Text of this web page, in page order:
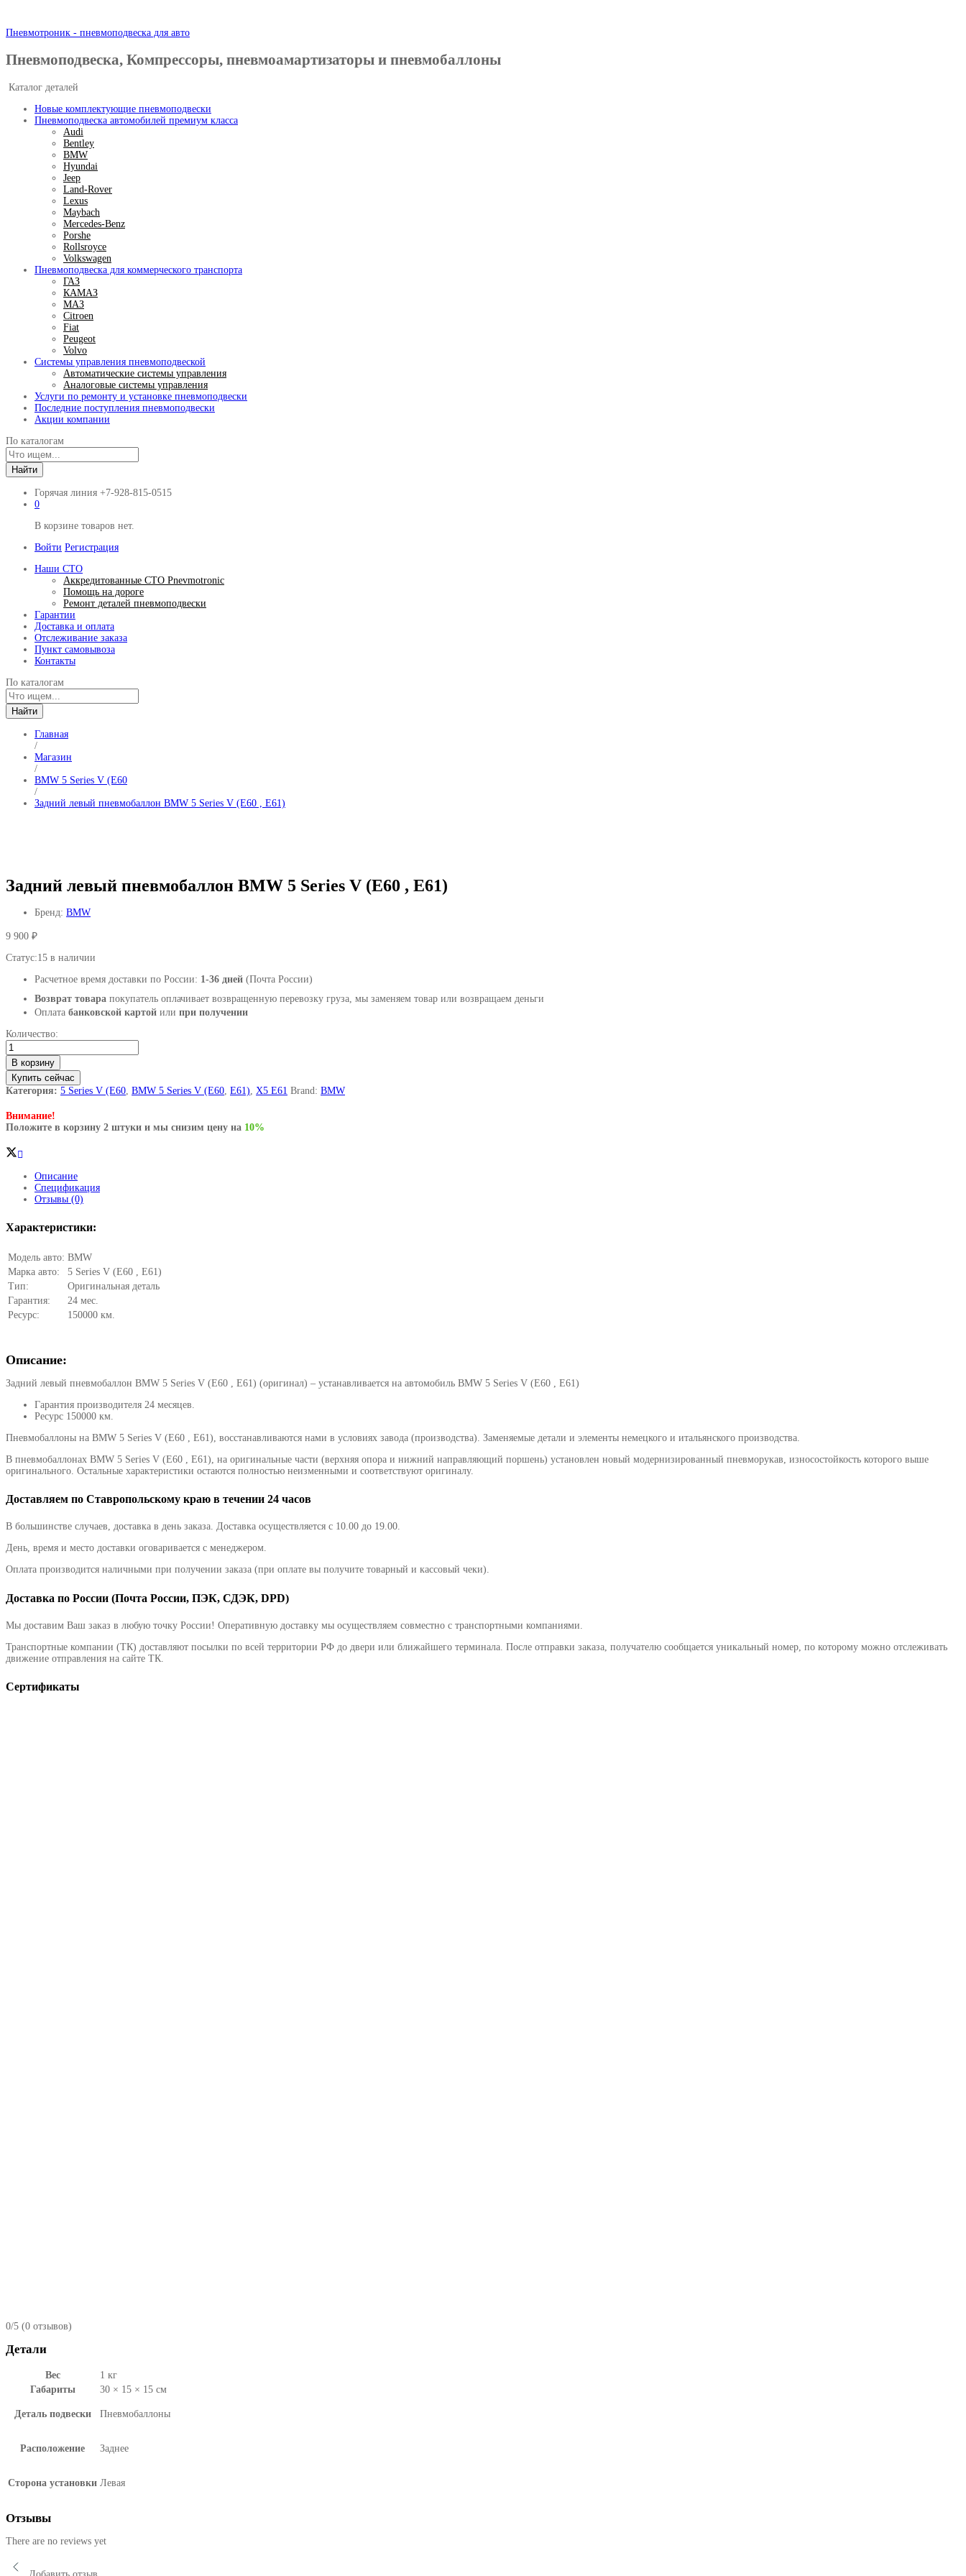
Пневмотроник - пневмоподвеска для авто
Пневмоподвеска, Компрессоры, пневмоамартизаторы и пневмобаллоны
Каталог деталей
Новые комплектующие пневмоподвески
Пневмоподвеска автомобилей премиум класса
Audi
Bentley
BMW
Hyundai
Jeep
Land-Rover
Lexus
Maybach
Mercedes-Benz
Porshe
Rollsroyce
Volkswagen
Пневмоподвеска для коммерческого транспорта
ГАЗ
КАМАЗ
МАЗ
Citroen
Fiat
Peugeot
Volvo
Системы управления пневмоподвеской
Автоматические системы управления
Аналоговые системы управления
Услуги по ремонту и установке пневмоподвески
Последние поступления пневмоподвески
Акции компании
По каталогам
Найти
Горячая линия +7-928-815-0515
0
В корзине товаров нет.
Войти Регистрация
Наши СТО
Аккредитованные СТО Pnevmotronic
Помощь на дороге
Ремонт деталей пневмоподвески
Гарантии
Доставка и оплата
Отслеживание заказа
Пункт самовывоза
Контакты
По каталогам
Найти
Главная
/
Магазин
/
BMW 5 Series V (E60
/
Задний левый пневмобаллон BMW 5 Series V (E60 , E61)
Задний левый пневмобаллон BMW 5 Series V (E60 , E61)
Бренд: BMW
9 900 ₽
Статус:15 в наличии
Расчетное время доставки по России: 1-36 дней (Почта России)
Возврат товара покупатель оплачивает возвращенную перевозку груза, мы заменяем товар или возвращаем деньги
Оплата банковской картой или при получении
Задний
левый
пневмобаллон
BMW
Series
(E60
,
количество
Количество:
В корзину
Купить сейчас
Категория: 5 Series V (E60, BMW 5 Series V (E60, E61), X5 E61 Brand: BMW
Внимание!
Положите в корзину 2 штуки и мы снизим цену на 10%
Описание
Спецификация
Отзывы (0)
Характеристики:
Модель авто: BMW
Марка авто:
5 Series V (E60 , E61)
Тип:
Оригинальная деталь
Гарантия:
24 мес.
Ресурс:
150000 км.
Описание:
Задний левый пневмобаллон BMW 5 Series V (E60 , E61) (оригинал) – устанавливается на автомобиль BMW 5 Series V (E60 , E61)
Гарантия производителя 24 месяцев.
Ресурс 150000 км.
Пневмобаллоны на BMW 5 Series V (E60 , E61) , восстанавливаются нами в условиях завода (производства). Заменяемые детали и элементы немецкого и итальянского производства.
В пневмобаллонах BMW 5 Series V (E60 , E61) , на оригинальные части (верхняя опора и нижний направляющий поршень) установлен новый модернизированный пневморукав, износостойкость которого выше
оригинального. Остальные характеристики остаются полностью неизменными и соответствуют оригиналу.
Доставляем по Ставропольскому краю в течении 24 часов
В большинстве случаев, доставка в день заказа. Доставка осуществляется с 10.00 до 19.00.
День, время и место доставки оговаривается с менеджером.
Оплата производится наличными при получении заказа (при оплате вы получите товарный и кассовый чеки).
Доставка по России (Почта России, ПЭК, СДЭК, DPD)
Мы доставим Ваш заказ в любую точку России! Оперативную доставку мы осуществляем совместно с транспортными компаниями.
Транспортные компании (ТК) доставляют посылки по всей территории РФ до двери или ближайшего терминала. После отправки заказа, получателю сообщается уникальный номер, по которому можно отслеживать
движение отправления на сайте ТК.
Сертификаты
0/5 (0 отзывов)
Детали
Вес
1 кг
Габариты
30 × 15 × 15 см
Деталь подвески Пневмобаллоны
Расположение Заднее
Сторона установки Левая
Отзывы
There are no reviews yet